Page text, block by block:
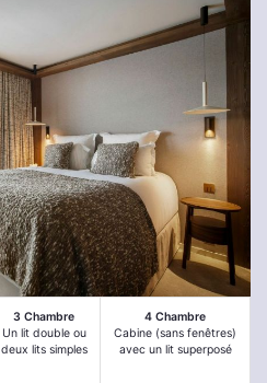
3 Chambre
Un lit double ou
deux lits simples
4 Chambre
Cabine (sans fenêtres)
avec un lit superposé